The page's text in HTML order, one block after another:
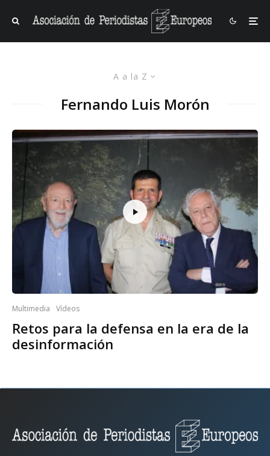
A a la Z
Fernando Luis Morón
Multimedia Vídeos
Retos para la defensa en la era de la
desinformación